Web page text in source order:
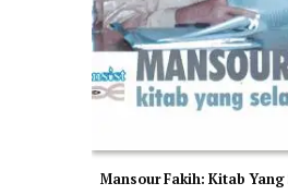
Mansour Fakih: Kitab